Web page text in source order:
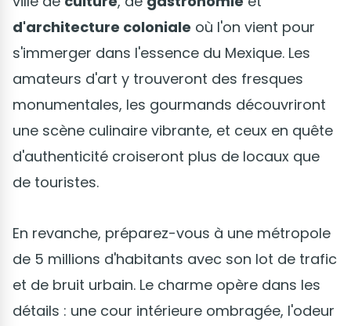
d'architecture coloniale où l'on vient pour
s'immerger dans l'essence du Mexique. Les
amateurs d'art y trouveront des fresques
monumentales, les gourmands découvriront
une scène culinaire vibrante, et ceux en quête
d'authenticité croiseront plus de locaux que
de touristes.
En revanche, préparez-vous à une métropole
de 5 millions d'habitants avec son lot de trafic
et de bruit urbain. Le charme opère dans les
détails : une cour intérieure ombragée, l'odeur